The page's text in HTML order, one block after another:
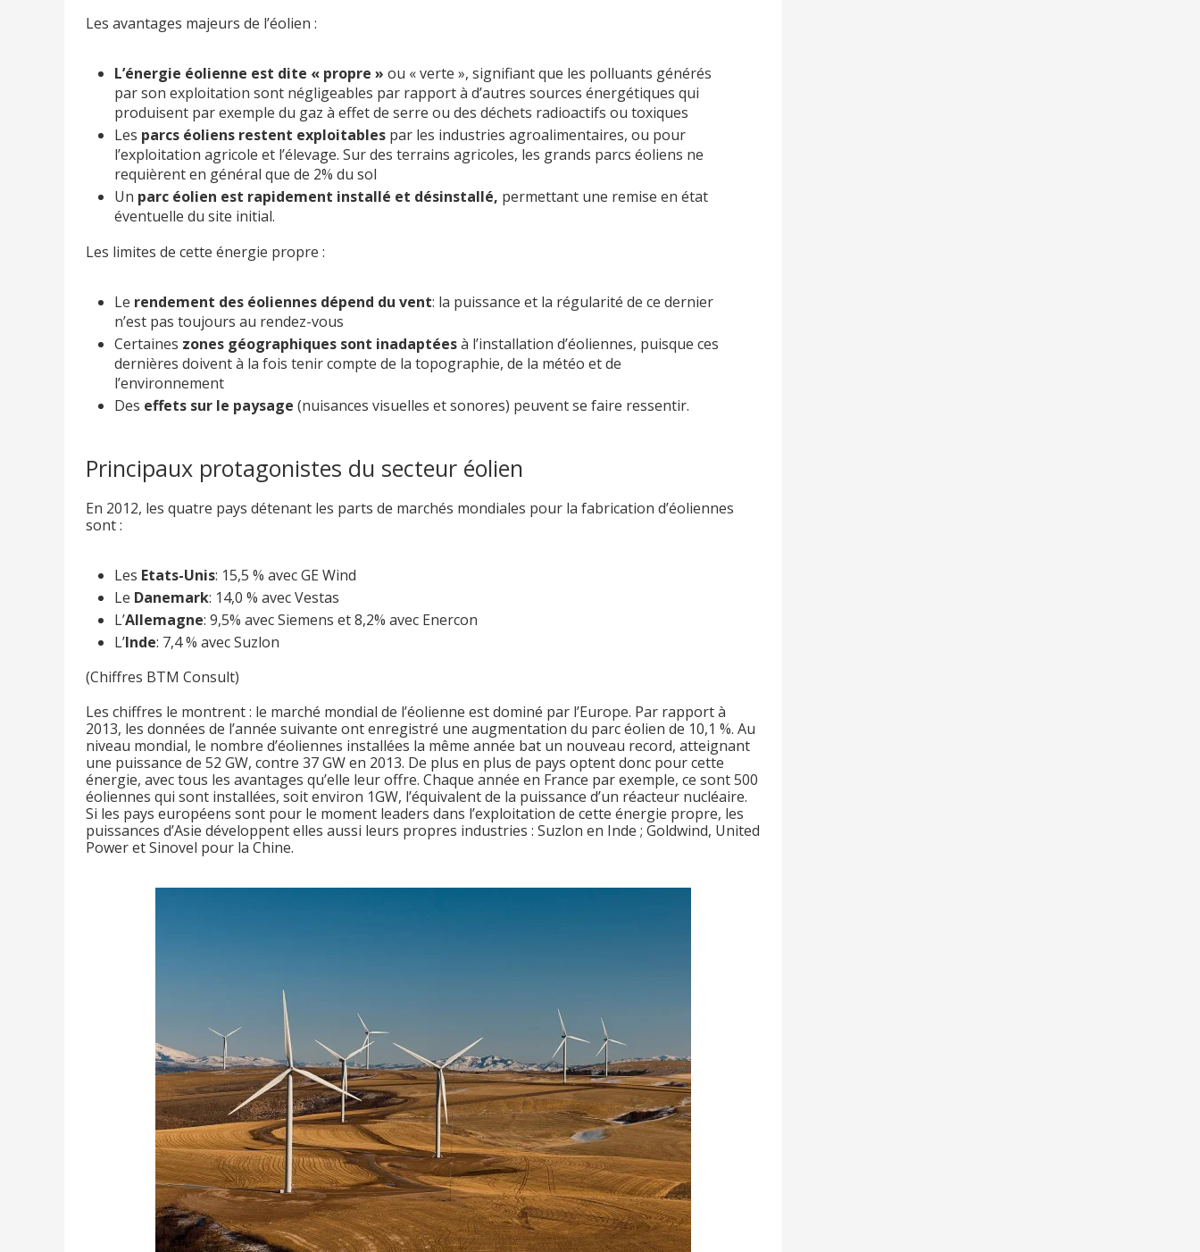
Les avantages majeurs de l’éolien :
L’énergie éolienne est dite « propre » ou « verte », signifiant que les polluants générés
par son exploitation sont négligeables par rapport à d’autres sources énergétiques qui
produisent par exemple du gaz à effet de serre ou des déchets radioactifs ou toxiques
Les parcs éoliens restent exploitables par les industries agroalimentaires, ou pour
l’exploitation agricole et l’élevage. Sur des terrains agricoles, les grands parcs éoliens ne
requièrent en général que de 2% du sol
Un parc éolien est rapidement installé et désinstallé, permettant une remise en état
éventuelle du site initial.
Les limites de cette énergie propre :
Le rendement des éoliennes dépend du vent: la puissance et la régularité de ce dernier
n’est pas toujours au rendez-vous
Certaines zones géographiques sont inadaptéesà l’installation d’éoliennes, puisque ces
dernières doivent à la fois tenir compte de la topographie, de la météo et de
l’environnement
Des effets sur le paysage (nuisances visuelles et sonores) peuvent se faire ressentir.
Principaux protagonistes du secteur éolien
En 2012, les quatre pays détenant les parts de marchés mondiales pour la fabrication d’éoliennes
sont :
Les Etats-Unis: 15,5 % avec GE Wind
Le Danemark: 14,0 % avec Vestas
L’Allemagne: 9,5% avec Siemens et 8,2% avec Enercon
L’Inde: 7,4 % avec Suzlon
(Chiffres BTM Consult)
Les chiffres le montrent : le marché mondial de l’éolienne est dominé par l’Europe. Par rapport à
2013, les données de l’année suivante ont enregistré une augmentation du parc éolien de 10,1 %. Au
niveau mondial, le nombre d’éoliennes installées la même année bat un nouveau record, atteignant
une puissance de 52 GW, contre 37 GW en 2013. De plus en plus de pays optent donc pour cette
énergie, avec tous les avantages qu’elle leur offre. Chaque année en France par exemple, ce sont 500
éoliennes qui sont installées, soit environ 1GW, l’équivalent de la puissance d’un réacteur nucléaire.
Si les pays européens sont pour le moment leaders dans l’exploitation de cette énergie propre, les
puissances d’Asie développent elles aussi leurs propres industries : Suzlon en Inde ; Goldwind, United
Power et Sinovel pour la Chine.